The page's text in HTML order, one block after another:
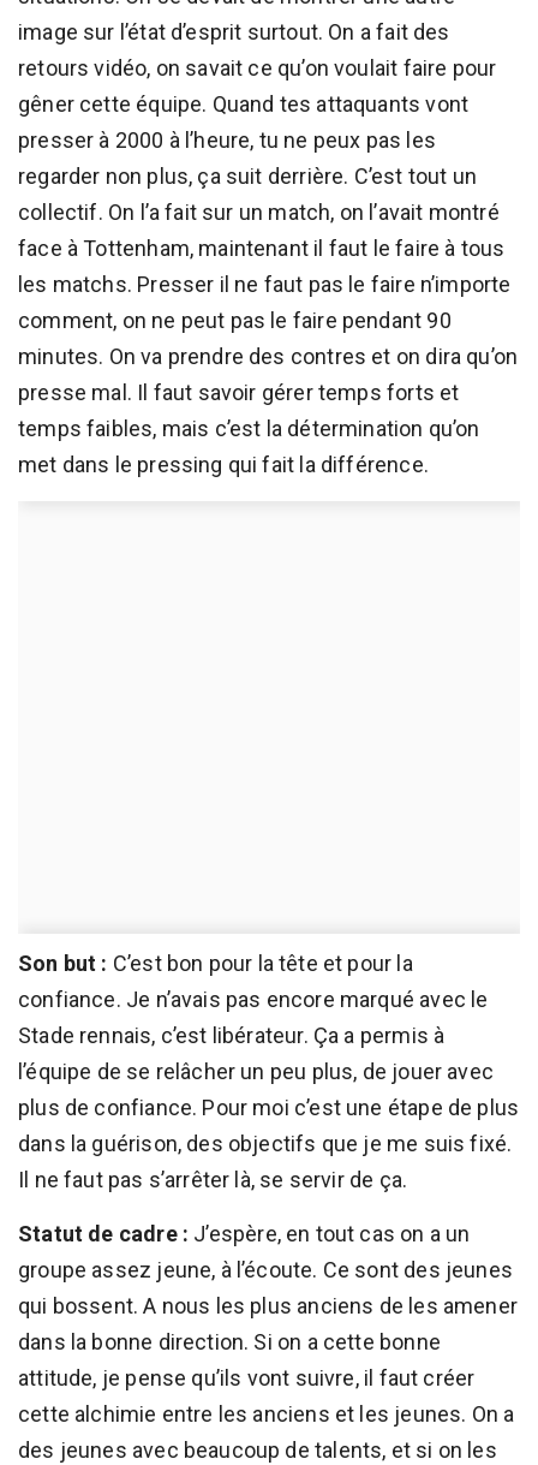
image sur l’état d’esprit surtout. On a fait des
retours vidéo, on savait ce qu’on voulait faire pour
gêner cette équipe. Quand tes attaquants vont
presser à 2000 à l’heure, tu ne peux pas les
regarder non plus, ça suit derrière. C’est tout un
collectif. On l’a fait sur un match, on l’avait montré
face à Tottenham, maintenant il faut le faire à tous
les matchs. Presser il ne faut pas le faire n’importe
comment, on ne peut pas le faire pendant 90
minutes. On va prendre des contres et on dira qu’on
presse mal. Il faut savoir gérer temps forts et
temps faibles, mais c’est la détermination qu’on
met dans le pressing qui fait la différence.
Son but : C’est bon pour la tête et pour la
confiance. Je n’avais pas encore marqué avec le
Stade rennais, c’est libérateur. Ça a permis à
l’équipe de se relâcher un peu plus, de jouer avec
plus de confiance. Pour moi c’est une étape de plus
dans la guérison, des objectifs que je me suis fixé.
Il ne faut pas s’arrêter là, se servir de ça.
Statut de cadre : J’espère, en tout cas on a un
groupe assez jeune, à l’écoute. Ce sont des jeunes
qui bossent. A nous les plus anciens de les amener
dans la bonne direction. Si on a cette bonne
attitude, je pense qu’ils vont suivre, il faut créer
cette alchimie entre les anciens et les jeunes. On a
des jeunes avec beaucoup de talents, et si on les